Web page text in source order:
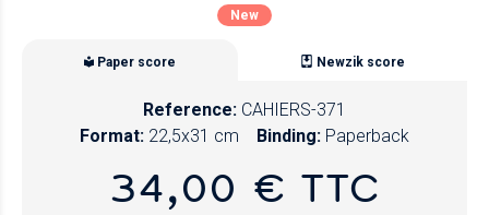
New
Paper score Newzik score
Reference: CAHIERS-371
Format: 22,5x31 cm Binding: Paperback
34,00 € TTC